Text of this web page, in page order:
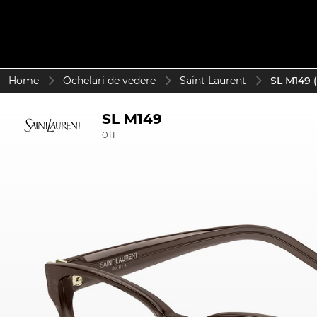
Home Ochelari de vedere Saint Laurent SL M149
SL M149
011